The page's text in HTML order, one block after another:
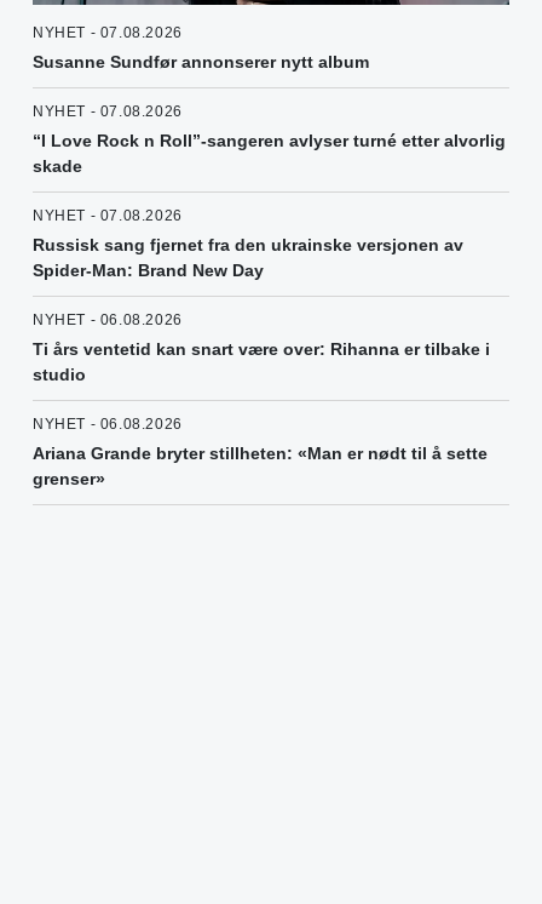
NYHET - 07.08.2026
Susanne Sundfør annonserer nytt album
NYHET - 07.08.2026
“I Love Rock n Roll”-sangeren avlyser turné etter alvorlig
skade
NYHET - 07.08.2026
Russisk sang fjernet fra den ukrainske versjonen av
Spider-Man: Brand New Day
NYHET - 06.08.2026
Ti års ventetid kan snart være over: Rihanna er tilbake i
studio
NYHET - 06.08.2026
Ariana Grande bryter stillheten: «Man er nødt til å sette
grenser»